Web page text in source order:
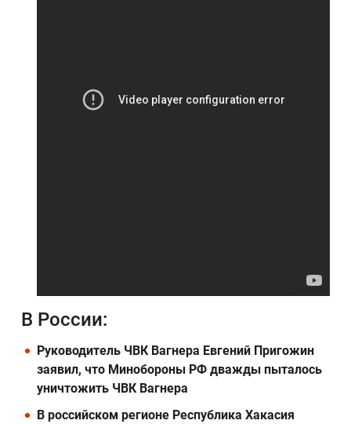
В России:
Руководитель ЧВК Вагнера Евгений Пригожин
заявил, что Минобороны РФ дважды пыталось
уничтожить ЧВК Вагнера
В российском регионе Республика Хакасия